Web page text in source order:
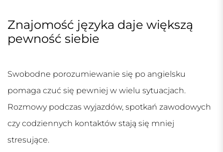
Znajomość języka daje większą
pewność siebie
Swobodne porozumiewanie się po angielsku
pomaga czuć się pewniej w wielu sytuacjach.
Rozmowy podczas wyjazdów, spotkań zawodowych
czy codziennych kontaktów stają się mniej
stresujące.